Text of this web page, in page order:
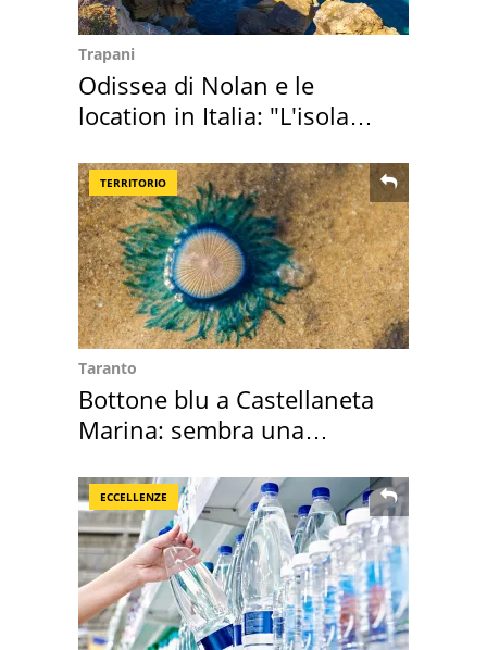
Trapani
Odissea di Nolan e le
location in Italia: "L'isola
TERRITORIO
Taranto
Bottone blu a Castellaneta
Marina: sembra una
ECCELLENZE